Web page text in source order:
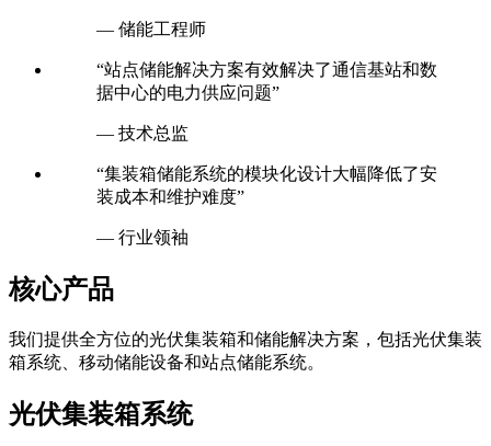
— 储能工程师
“站点储能解决方案有效解决了通信基站和数
据中心的电力供应问题”
— 技术总监
“集装箱储能系统的模块化设计大幅降低了安
装成本和维护难度”
— 行业领袖
核心产品
我们提供全方位的光伏集装箱和储能解决方案，包括光伏集装
箱系统、移动储能设备和站点储能系统。
光伏集装箱系统